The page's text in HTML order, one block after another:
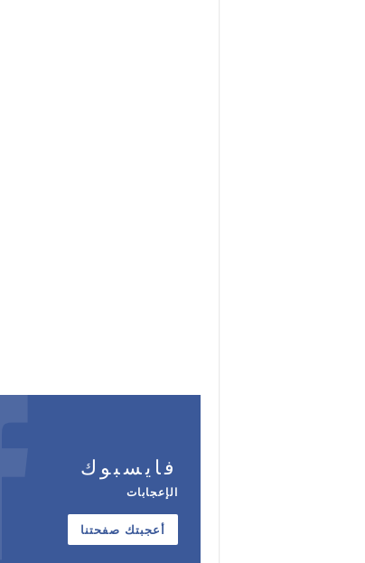
فايسبوك
الإعجابات
أعجبتك صفحتنا